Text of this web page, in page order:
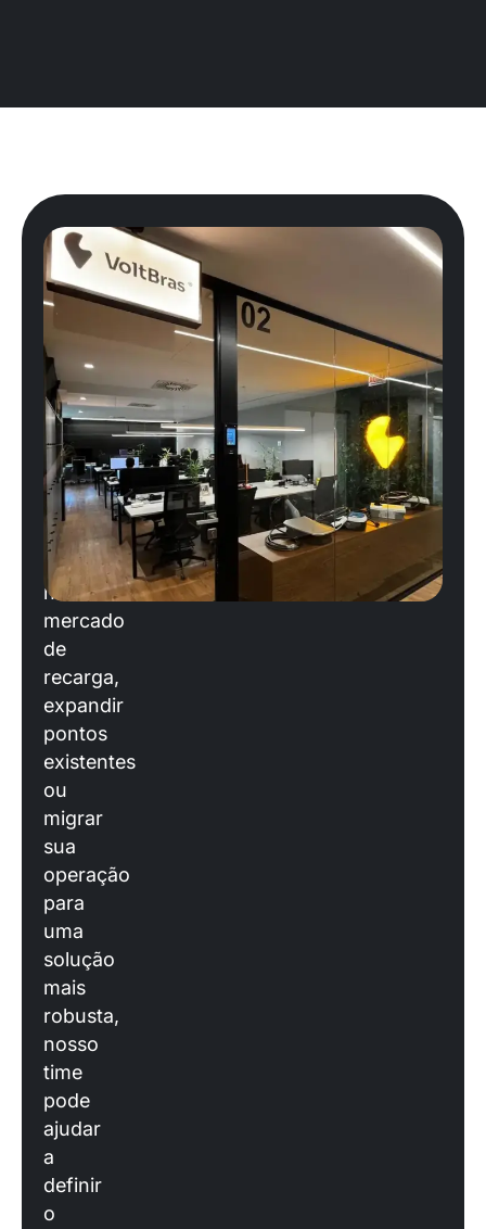
Precisa
estruturar
ou
escalar
sua
operação?
Se
você
está
planejando
entrar
no
mercado
de
recarga,
expandir
pontos
existentes
ou
migrar
sua
operação
para
uma
solução
mais
robusta,
nosso
time
pode
ajudar
a
definir
o